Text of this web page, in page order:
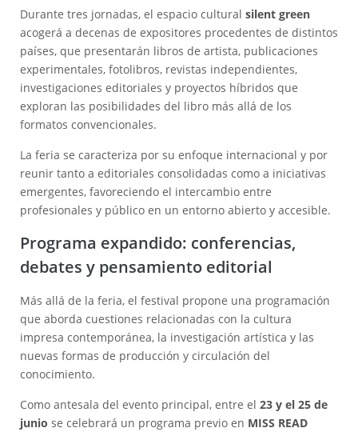
Durante tres jornadas, el espacio cultural silent green
acogerá a decenas de expositores procedentes de distintos
países, que presentarán libros de artista, publicaciones
experimentales, fotolibros, revistas independientes,
investigaciones editoriales y proyectos híbridos que
exploran las posibilidades del libro más allá de los
formatos convencionales.
La feria se caracteriza por su enfoque internacional y por
reunir tanto a editoriales consolidadas como a iniciativas
emergentes, favoreciendo el intercambio entre
profesionales y público en un entorno abierto y accesible.
Programa expandido: conferencias,
debates y pensamiento editorial
Más allá de la feria, el festival propone una programación
que aborda cuestiones relacionadas con la cultura
impresa contemporánea, la investigación artística y las
nuevas formas de producción y circulación del
conocimiento.
Como antesala del evento principal, entre el 23 y el 25 de
junio se celebrará un programa previo en MISS READ